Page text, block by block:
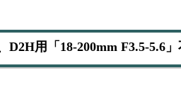
D2H用「18-200mm F3.5-5.6